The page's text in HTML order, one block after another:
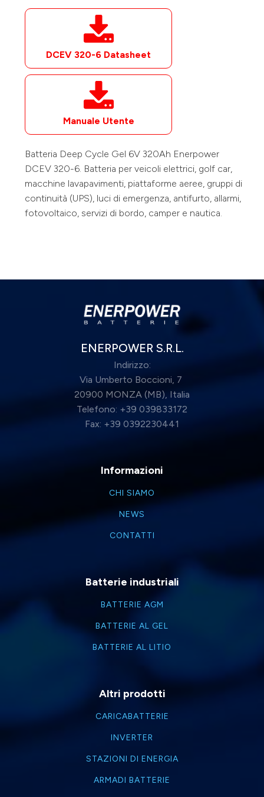
DCEV 320-6 Datasheet
Manuale Utente
Batteria Deep Cycle Gel 6V 320Ah Enerpower
DCEV 320-6. Batteria per veicoli elettrici, golf car,
macchine lavapavimenti, piattaforme aeree, gruppi di
continuità (UPS), luci di emergenza, antifurto, allarmi,
fotovoltaico, servizi di bordo, camper e nautica.
ENERPOWER S.R.L.
Indirizzo:
Via Umberto Boccioni, 7
20900 MONZA (MB), Italia
Telefono: +39 039833172
Fax: +39 0392230441
Informazioni
CHI SIAMO
NEWS
CONTATTI
Batterie industriali
BATTERIE AGM
BATTERIE AL GEL
BATTERIE AL LITIO
Altri prodotti
CARICABATTERIE
INVERTER
STAZIONI DI ENERGIA
ARMADI BATTERIE